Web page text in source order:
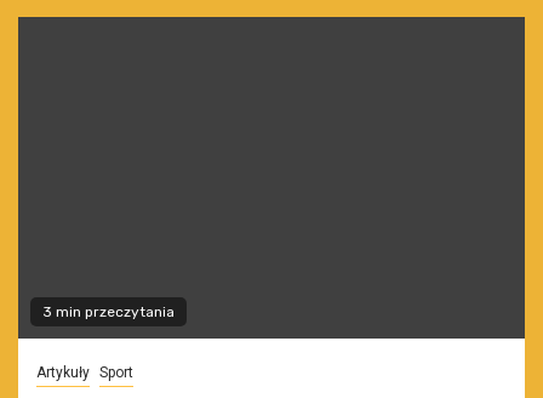
3 min przeczytania
Artykuły Sport